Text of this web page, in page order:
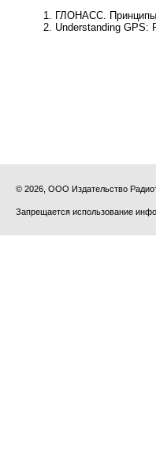
ГЛОНАСС. Принципы
Understanding GPS:
© 2026, ООО Издательство
Запрещается использование